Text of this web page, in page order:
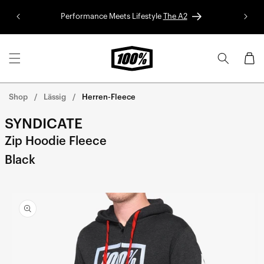
zum
Performance Meets Lifestyle The A2 Red
Shop Lässig Herren-Fleece
SYNDICATE
Zip Hoodie Fleece
Black